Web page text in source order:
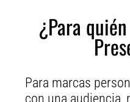
¿Para
Para marcas
con una audiencia,